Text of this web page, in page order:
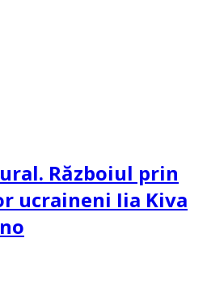
Războiul prin
ucraineni Iia Kiva